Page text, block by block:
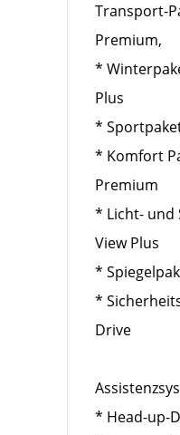
Transport-
Premium,
*
Plus
*
* Komfort
Premium
* Licht- und
View Plus
*
*
Drive
* Head-up-